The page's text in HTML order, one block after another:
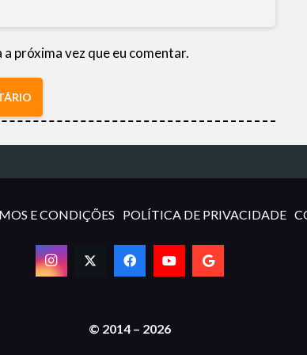
próxima vez que eu comentar.
E CONDIÇÕES POLÍTICA DE PRIVACIDADE
© 2014 – 2026